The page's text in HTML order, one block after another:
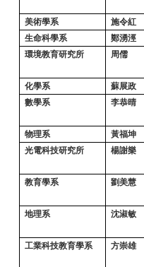
美術學系
施令紅
生命科學系
鄭湧涇
環境教育研究所
周儒
化學系
蘇展政
數學系
李恭晴
物理系
黃福坤
光電科技研究所
楊謝樂
教育學系
劉美慧
地理系
沈淑敏
工業科技教育學系
方崇雄